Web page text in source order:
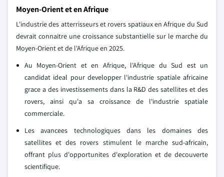
Moyen-Orient et en Afrique
L'industrie des atterrisseurs et rovers spatiaux en Afrique du Sud
devrait connaitre une croissance substantielle sur le marche du
Moyen-Orient et de l'Afrique en 2025.
Au Moyen-Orient et en Afrique, l'Afrique du Sud est un
candidat ideal pour developper l'industrie spatiale africaine
grace a des investissements dans la R&D des satellites et des
rovers, ainsi qu'a sa croissance de l'industrie spatiale
commerciale.
Les avancees technologiques dans les domaines des
satellites et des rovers stimulent le marche sud-africain,
offrant plus d'opportunites d'exploration et de decouverte
scientifique.